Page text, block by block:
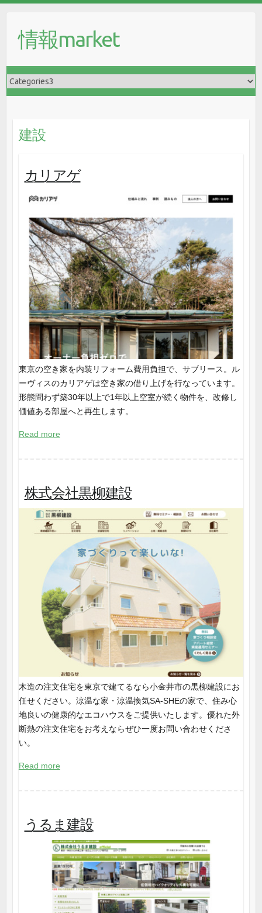
情報market
建設
カリアゲ
東京の空き家を内装リフォーム費用負担で、サブリース。ル
ーヴィスのカリアゲは空き家の借り上げを行なっています。
形態問わず築30年以上で1年以上空室が続く物件を、改修し
価値ある部屋へと再生します。
Read more
株式会社黒柳建設
木造の注文住宅を東京で建てるなら小金井市の黒柳建設にお
任せください。涼温な家・涼温換気SA-SHEの家で、住み心
地良いの健康的なエコハウスをご提供いたします。優れた外
断熱の注文住宅をお考えならぜひ一度お問い合わせくださ
い。
Read more
うるま建設